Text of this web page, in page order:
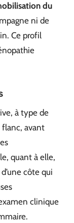
du
ni de
Ce profil
à type de
flanc, avant
quant à elle,
côte qui
clinique